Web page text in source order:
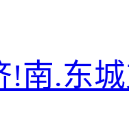
!南.东